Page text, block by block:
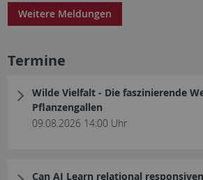
Weitere Meldungen
Termine
Wilde Vielfalt - Die faszinierende
Pflanzengallen
09.08.2026 14:00 Uhr
Can AI Learn relational